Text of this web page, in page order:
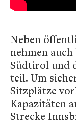
Neben
nehmen
Südtirol und
teil. Um
Sitzplätze
Kapazitäten
Strecke